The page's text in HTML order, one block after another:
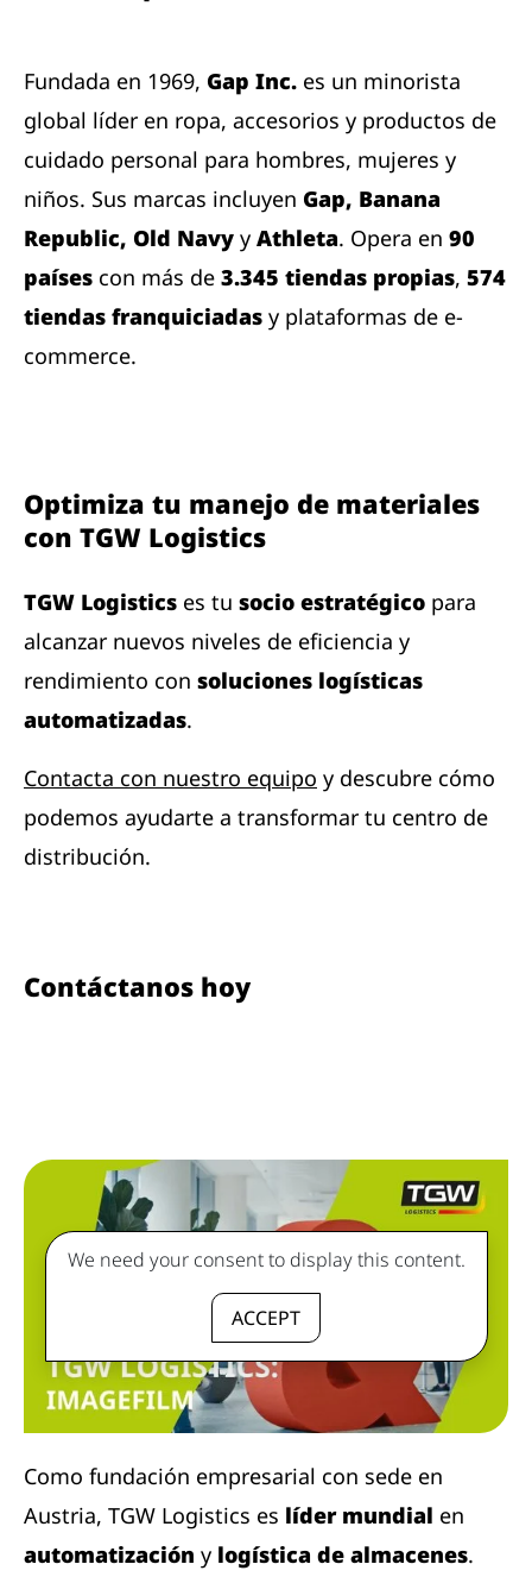
Fundada en 1969, Gap Inc. es un minorista
global líder en ropa, accesorios y productos de
cuidado personal para hombres, mujeres y
niños. Sus marcas incluyen Gap, Banana
Republic, Old Navy y Athleta. Opera en 90
países con más de 3.345 tiendas propias, 574
tiendas franquiciadas y plataformas de e-
commerce.
Optimiza tu manejo de materiales
con TGW Logistics
TGW Logistics es tu socio estratégico para
alcanzar nuevos niveles de eficiencia y
rendimiento con soluciones logísticas
automatizadas.
Contacta con nuestro equipo y descubre cómo
podemos ayudarte a transformar tu centro de
distribución.
Contáctanos hoy
We need your consent to display this content.
ACCEPT
Como fundación empresarial con sede en
Austria, TGW Logistics es líder mundial en
automatización y logística de almacenes.